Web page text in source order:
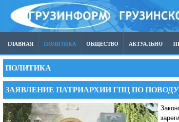
ГЛАВНАЯ ПОЛИТИКА ОБЩЕСТВО АКТУАЛЬНО
ПОЛИТИКА
ЗАЯВЛЕНИЕ ПАТРИАРХИИ ГПЦ ПО